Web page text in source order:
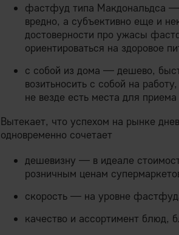
фастфуд типа Макдональдса —
вредно, а субъективно еще и
достоверности про ужасы
ориентироваться на здоровое
с собой из дома — дешево,
возитьносить с собой на
не везде есть места для
Вытекает, что успехом на рынке
одновременно сочетает
дешевизну — в идеале
розничным ценам
скорость — на уровне
качество и ассортимент блюд,